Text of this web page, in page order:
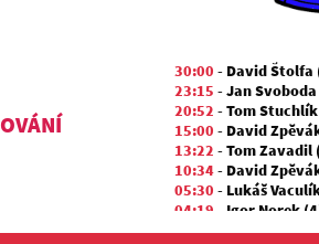
30:00 - David Štolfa
23:15 -Jan
20:52 -Tom
15:00 - David
13:22 -Tom Zavadil
10:34- David
05:30 - Lukáš
04:19
Igor Norek
03:04-Adam